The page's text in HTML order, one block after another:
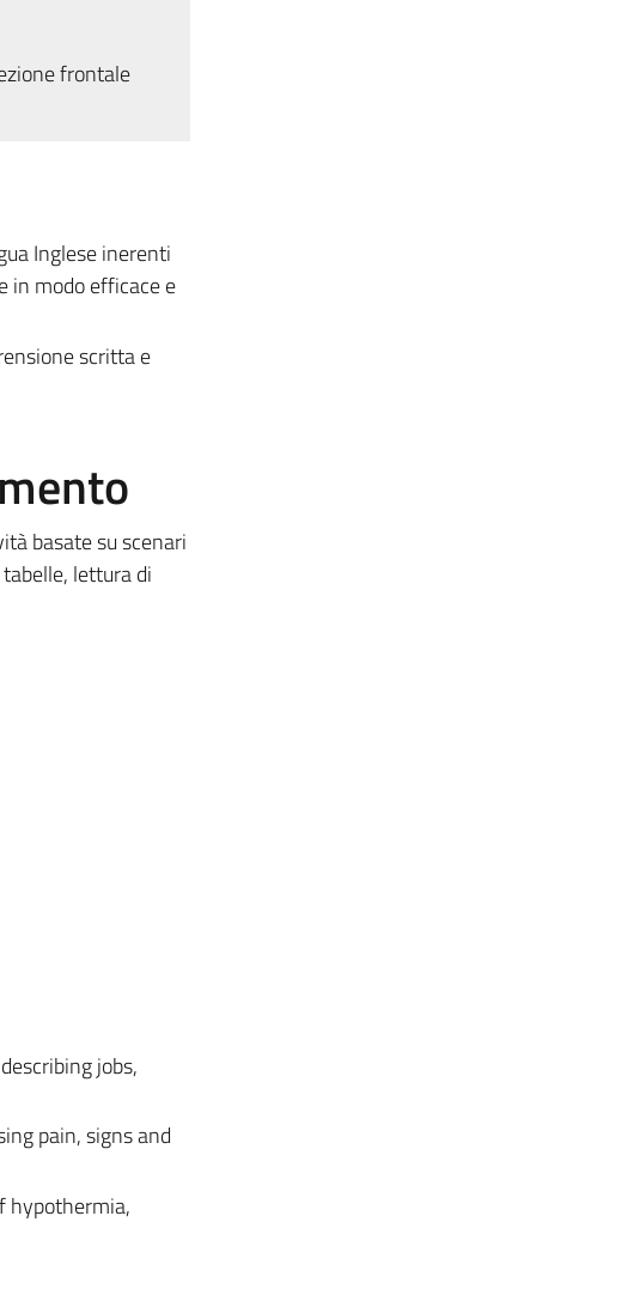
frontale
Inglese inerenti
in modo efficace e
scritta e
basate su scenari
lettura di
jobs,
pain, signs and
hypothermia,